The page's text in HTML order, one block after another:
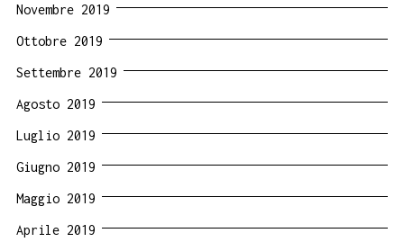
Novembre 2019
Ottobre 2019
Settembre 2019
Agosto 2019
Luglio 2019
Giugno 2019
Maggio 2019
Aprile 2019